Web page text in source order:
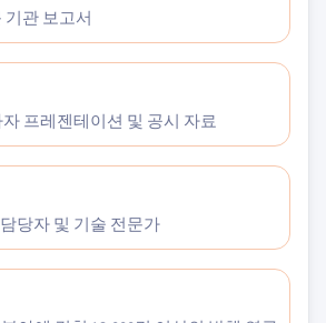
기관 보고서
프레젠테이션 및 공시 자료
당자 및 기술 전문가